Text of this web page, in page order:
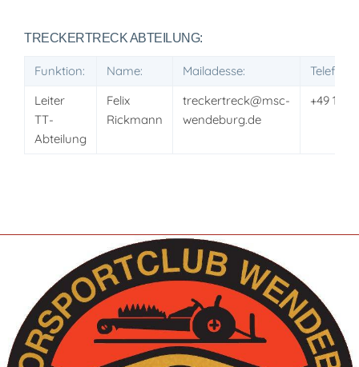
TRECKERTRECK ABTEILUNG:
Funktion: Name: Mailadesse:
Leiter
TT-
Abteilung
Felix
Rickmann
treckertreck@msc-
wendeburg.de
+49 151